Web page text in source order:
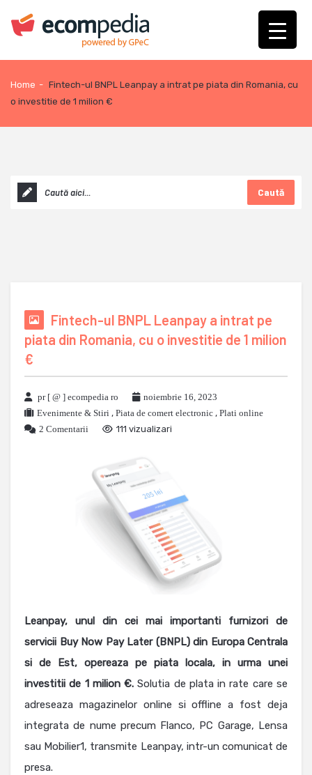
Home - Fintech-ul BNPL Leanpay a intrat pe piata din Romania, cu
o investitie de 1 milion €
Caută
Fintech-ul BNPL Leanpay a intrat pe
piata din Romania, cu o investitie de 1 milion
€
pr [ @ ] ecompedia ro
noiembrie 16, 2023
Evenimente & Stiri , Piata de comert electronic , Plati online
2 Comentarii
111 vizualizari
Leanpay, unul din cei mai importanti furnizori de
servicii Buy Now Pay Later (BNPL) din Europa Centrala
si de Est, opereaza pe piata locala, in urma unei
investitii de 1 milion €. Solutia de plata in rate care se
adreseaza magazinelor online si offline a fost deja
integrata de nume precum Flanco, PC Garage, Lensa
sau Mobilier1, transmite Leanpay, intr-un comunicat de
presa.